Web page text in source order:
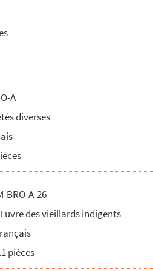
janvier 1887
Amis de l'université
A
diverses
BRO-A-26
des vieillards indigents
pièces